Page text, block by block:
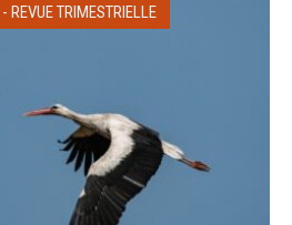
- REVUE TRIMESTRIELLE